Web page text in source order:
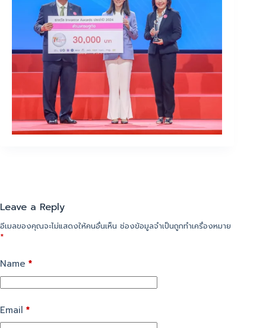
Leave a Reply
อีเมลของคุณจะไม่แสดงให้คนอื่นเห็น ช่องข้อมูลจำเป็นถูกทำเครื่องหมาย
*
Name *
Email *